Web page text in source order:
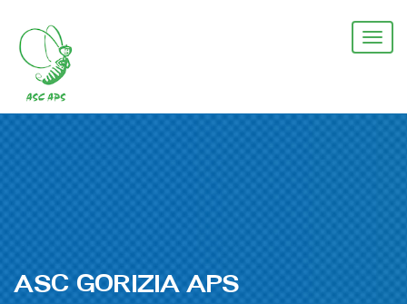
contenuto
principale
ASC GORIZIA APS